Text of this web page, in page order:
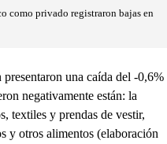
como privado registraron bajas en
una caída del -0,6%
negativamente están: la
textiles y prendas de vestir,
y otros alimentos (elaboración